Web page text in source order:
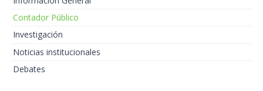
Contador Público
Investigación
Noticias institucionales
Debates